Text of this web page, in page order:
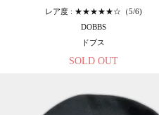
レア度 : ★★★★★☆（5/6)
DOBBS
ドブス
SOLD OUT